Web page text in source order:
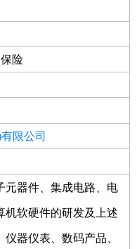
险
限公司
元器件、集成电路、电
机软硬件的研发及上述
器仪表、数码产品、